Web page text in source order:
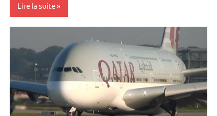
Lire la suite
Aéronautique
Economie